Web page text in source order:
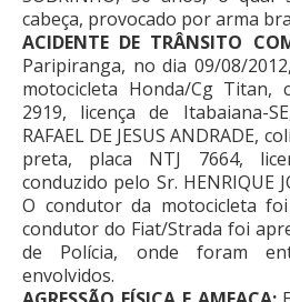
cabeça, provocado por arma
ACIDENTE DE TRÂNSITO
Paripiranga, no dia 09/08/
motocicleta Honda/Cg Titan,
2919, licença de Itabaiana-
RAFAEL DE JESUS ANDRADE,
preta, placa NTJ 7664,
conduzido pelo Sr. HENRIQUE
O condutor da motocicleta
condutor do Fiat/Strada foi
de Polícia, onde foram
envolvidos.